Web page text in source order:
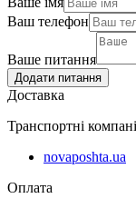
Ваш телефон
Ваше питання
Додати питання
Доставка
Транспортні
novaposhta.ua
Оплата